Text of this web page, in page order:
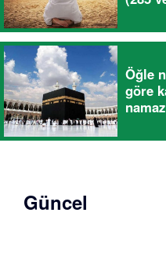
Öğle
göre
Güncel